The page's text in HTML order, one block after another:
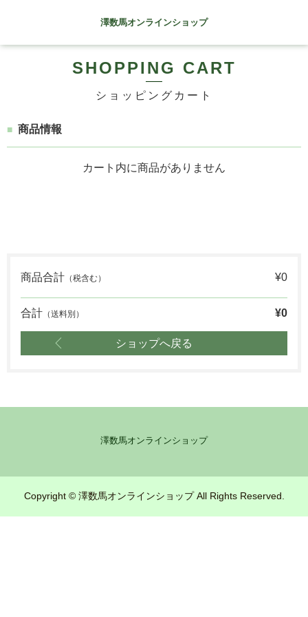
澤数馬オンラインショップ
SHOPPING CART
ショッピングカート
商品情報
カート内に商品がありません
商品合計 （税含む） ¥0
合計 （送料別） ¥0
ショップへ戻る
澤数馬オンラインショップ
Copyright © 澤数馬オンラインショップ All Rights Reserved.